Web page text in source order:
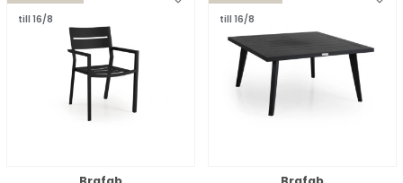
till 16/8 till 16/8